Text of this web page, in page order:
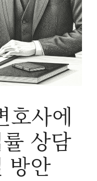
호사에
상담
방안